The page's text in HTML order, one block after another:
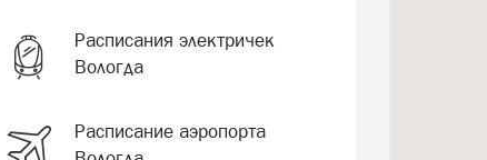
Расписания электричек
Вологда
Расписание аэропорта